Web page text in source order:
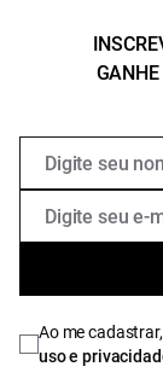
Ao me
uso e